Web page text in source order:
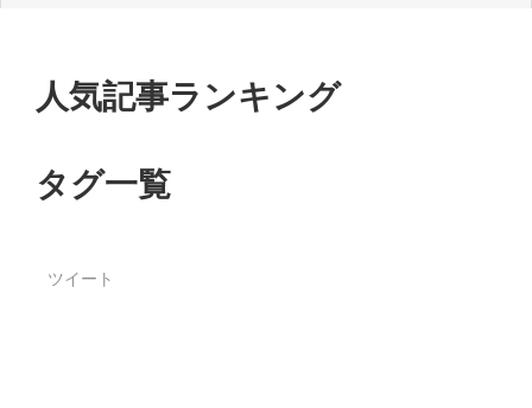
人気記事ランキング
タグ一覧
ツイート